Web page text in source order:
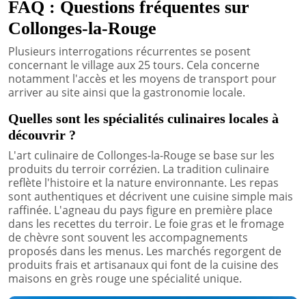
FAQ : Questions fréquentes sur
Collonges-la-Rouge
Plusieurs interrogations récurrentes se posent
concernant le village aux 25 tours. Cela concerne
notamment l'accès et les moyens de transport pour
arriver au site ainsi que la gastronomie locale.
Quelles sont les spécialités culinaires locales à
découvrir ?
L'art culinaire de Collonges-la-Rouge se base sur les
produits du terroir corrézien. La tradition culinaire
reflète l'histoire et la nature environnante. Les repas
sont authentiques et décrivent une cuisine simple mais
raffinée. L'agneau du pays figure en première place
dans les recettes du terroir. Le foie gras et le fromage
de chèvre sont souvent les accompagnements
proposés dans les menus. Les marchés regorgent de
produits frais et artisanaux qui font de la cuisine des
maisons en grès rouge une spécialité unique.